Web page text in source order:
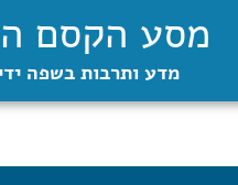
מסע הקסם
מדע ותרבות בשפה